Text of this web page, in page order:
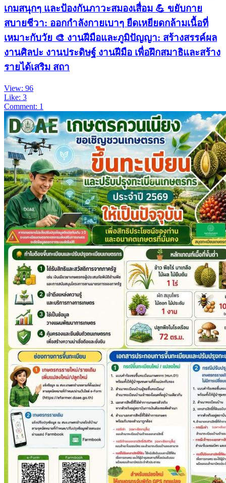
เกมสนุกๆ และป้องกันภาวะสมองเสื่อม 💪 ขยับกาย
สบายชีวา: ออกกำลังกายเบาๆ ยืดเหยียดกล้ามเนื้อที่
เหมาะกับวัย 🎨 งานฝีมือและภูมิปัญญา: สร้างสรรค์ผล
งานศิลปะ งานประดิษฐ์ งานฝีมือ เพื่อฝึกสมาธิและสร้าง
รายได้เสริม สถา
View: 96
Like: 3
Comment: 1